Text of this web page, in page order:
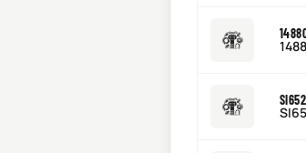
SI652